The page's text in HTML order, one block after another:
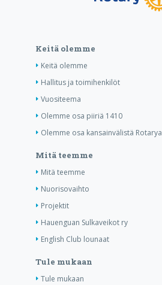
Keitä olemme
Keitä olemme
Hallitus ja toimihenkilöt
Vuositeema
Olemme osa piiriä 1410
Olemme osa kansainvälistä Rotarya
Mitä teemme
Mitä teemme
Nuorisovaihto
Projektit
Hauenguan Sulkaveikot ry
English Club lounaat
Tule mukaan
Tule mukaan